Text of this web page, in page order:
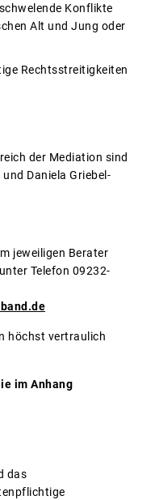
Konflikte
Alt und Jung oder
Rechtsstreitigkeiten
der Mediation sind
Daniela Griebel-
jeweiligen Berater
Telefon 09232-
höchst vertraulich
im Anhang
das